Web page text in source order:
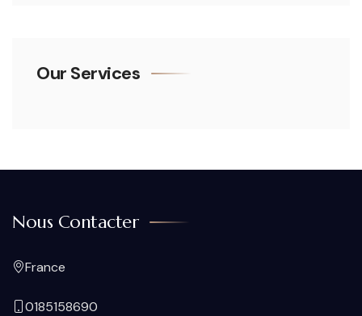
Our Services
Nous Contacter
France
0185158690